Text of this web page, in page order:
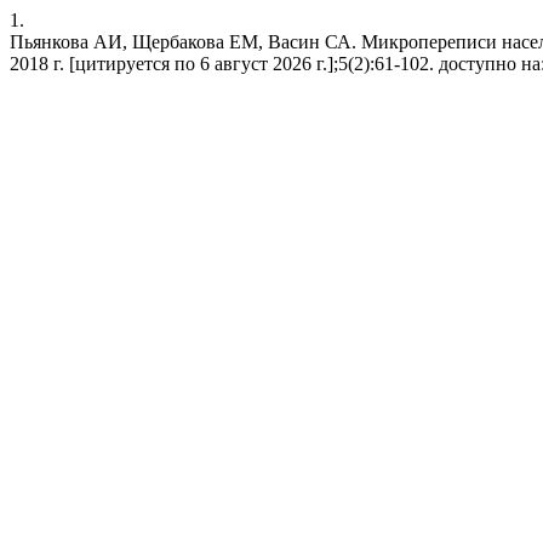
1.
Пьянкова АИ, Щербакова ЕМ, Васин СА. Микропереписи
2018 г. [цитируется по 6 август 2026 г.];5(2):61-102. доступно